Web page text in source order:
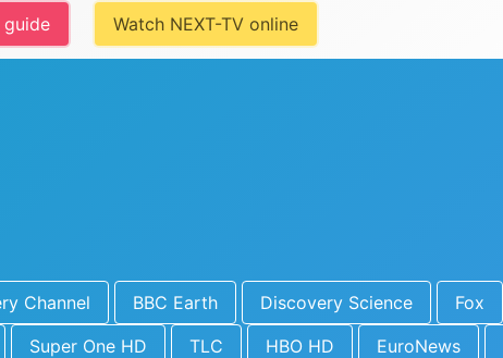
Watch NEXT-TV online
Channel BBC Earth Discovery Science Fox
Super One HD TLC HBO HD EuroNews